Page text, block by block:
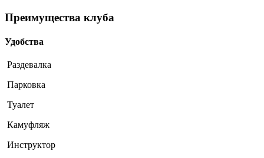
Преимущества клуба
Удобства
Раздевалка
Парковка
Туалет
Камуфляж
Инструктор